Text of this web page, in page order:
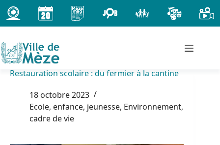
Passer
au
contenu
Restauration scolaire : du fermier à la cantine
18 octobre 2023
Ecole, enfance, jeunesse, Environnement,
cadre de vie